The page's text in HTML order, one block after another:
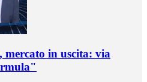
in uscita: via